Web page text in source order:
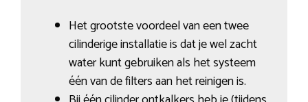
Het grootste voordeel van een twee
cilinderige installatie is dat je wel zacht
water kunt gebruiken als het systeem
één van de filters aan het reinigen is.